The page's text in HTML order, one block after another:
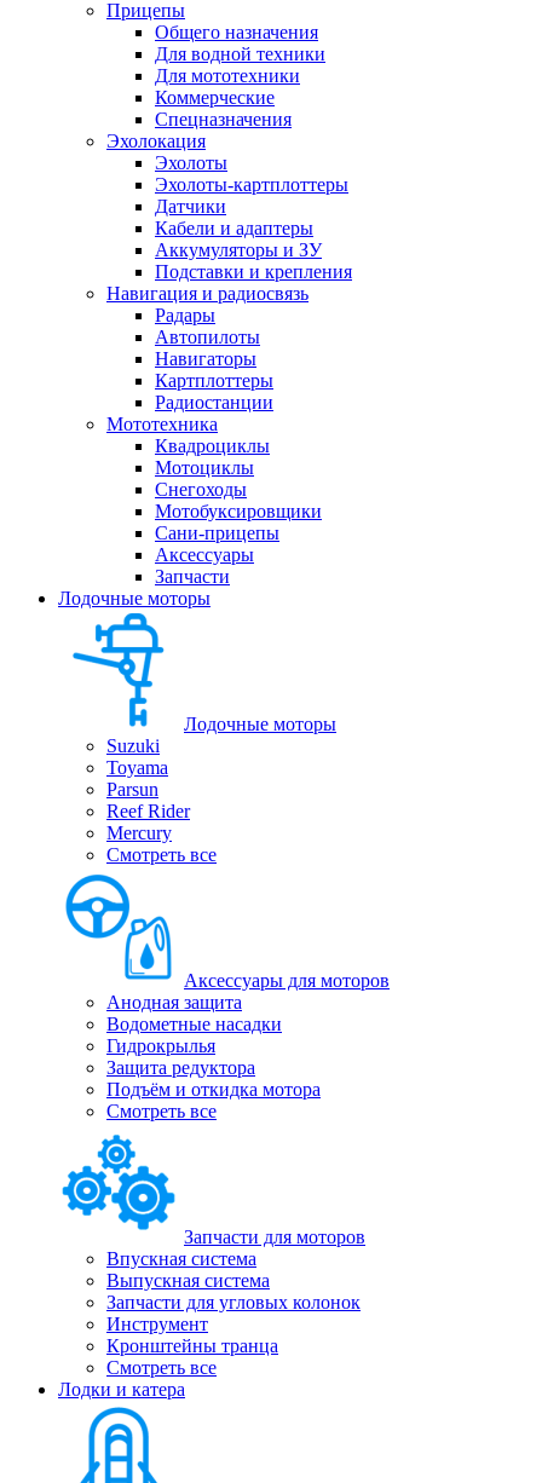
Прицепы
Общего назначения
Для водной техники
Для мототехники
Коммерческие
Спецназначения
Эхолокация
Эхолоты
Эхолоты-картплоттеры
Датчики
Кабели и адаптеры
Аккумуляторы и ЗУ
Подставки и крепления
Навигация и радиосвязь
Радары
Автопилоты
Навигаторы
Картплоттеры
Радиостанции
Мототехника
Квадроциклы
Мотоциклы
Снегоходы
Мотобуксировщики
Сани-прицепы
Аксессуары
Запчасти
Лодочные моторы
Лодочные моторы
Suzuki
Toyama
Parsun
Reef Rider
Mercury
Смотреть все
Аксессуары для моторов
Анодная защита
Водометные насадки
Гидрокрылья
Защита редуктора
Подъём и откидка мотора
Смотреть все
Запчасти для моторов
Впускная система
Выпускная система
Запчасти для угловых колонок
Инструмент
Кронштейны транца
Смотреть все
Лодки и катера